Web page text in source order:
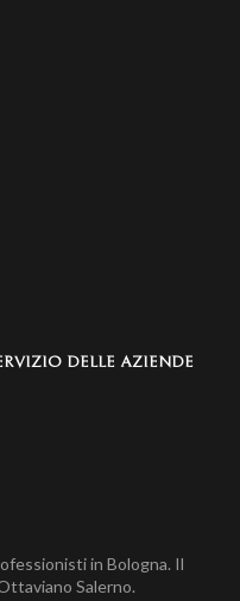
DELLE AZIENDE
in Bologna. Il
Salerno.